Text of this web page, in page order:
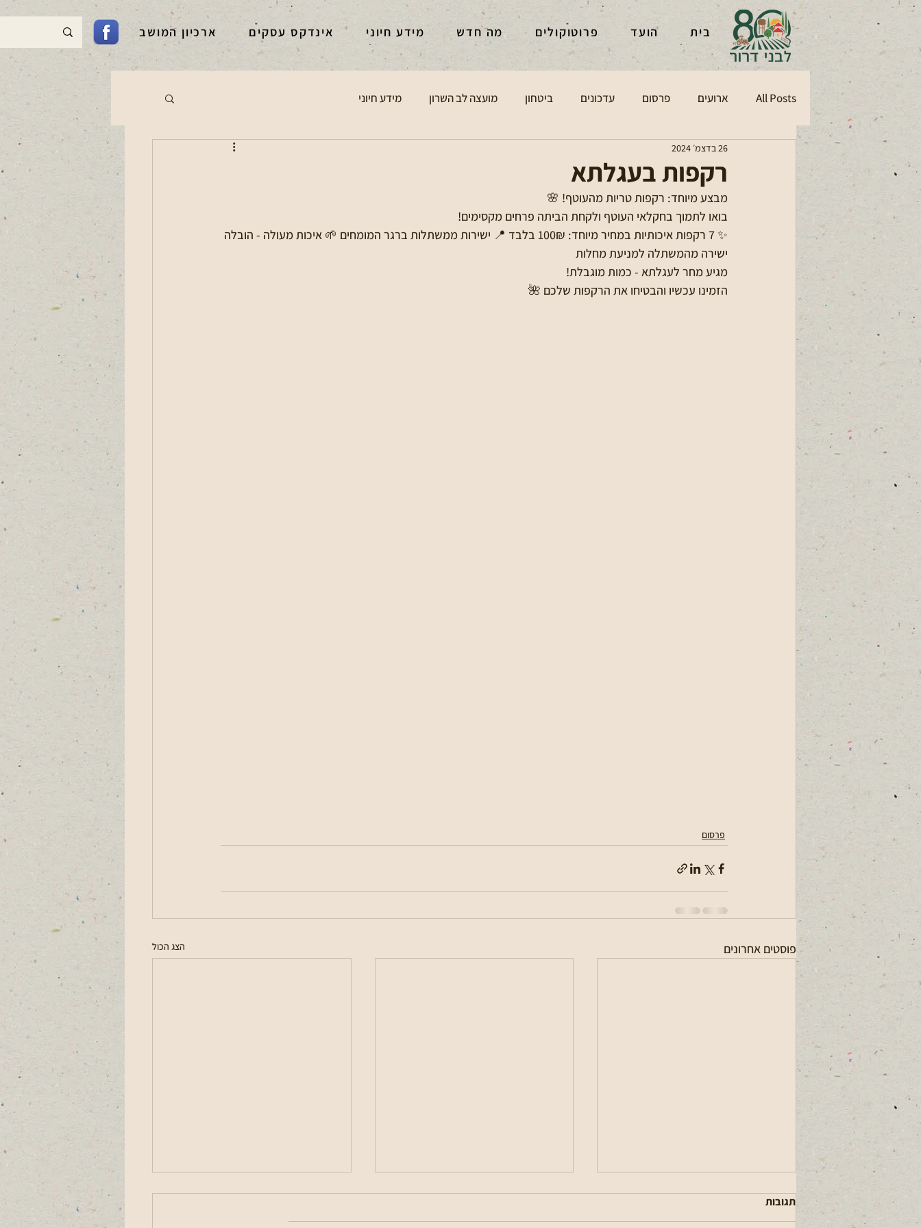
בית הועד פרוטוקולים מה חדש מידע חיוני אינדקס עסקים ארכיון המושב
All Posts ארועים פרסום עדכונים ביטחון מועצה לב השרון מידע חיוני
רקפות בעגלתא
26 בדצמ׳ 2024
מבצע מיוחד: רקפות טריות מהעוטף! 🌸
בואו לתמוך בחקלאי העוטף ולקחת הביתה פרחים מקסימים!
✨ 7 רקפות איכותיות במחיר מיוחד: 100₪ בלבד 📍 ישירות ממשתלות ברגר המומחים 🌱 איכות מעולה - הובלה
ישירה מהמשתלה למניעת מחלות
מגיע מחר לעגלתא - כמות מוגבלת!
הזמינו עכשיו והבטיחו את הרקפות שלכם 🌺
פרסום
פוסטים אחרונים הצג הכול
תגובות